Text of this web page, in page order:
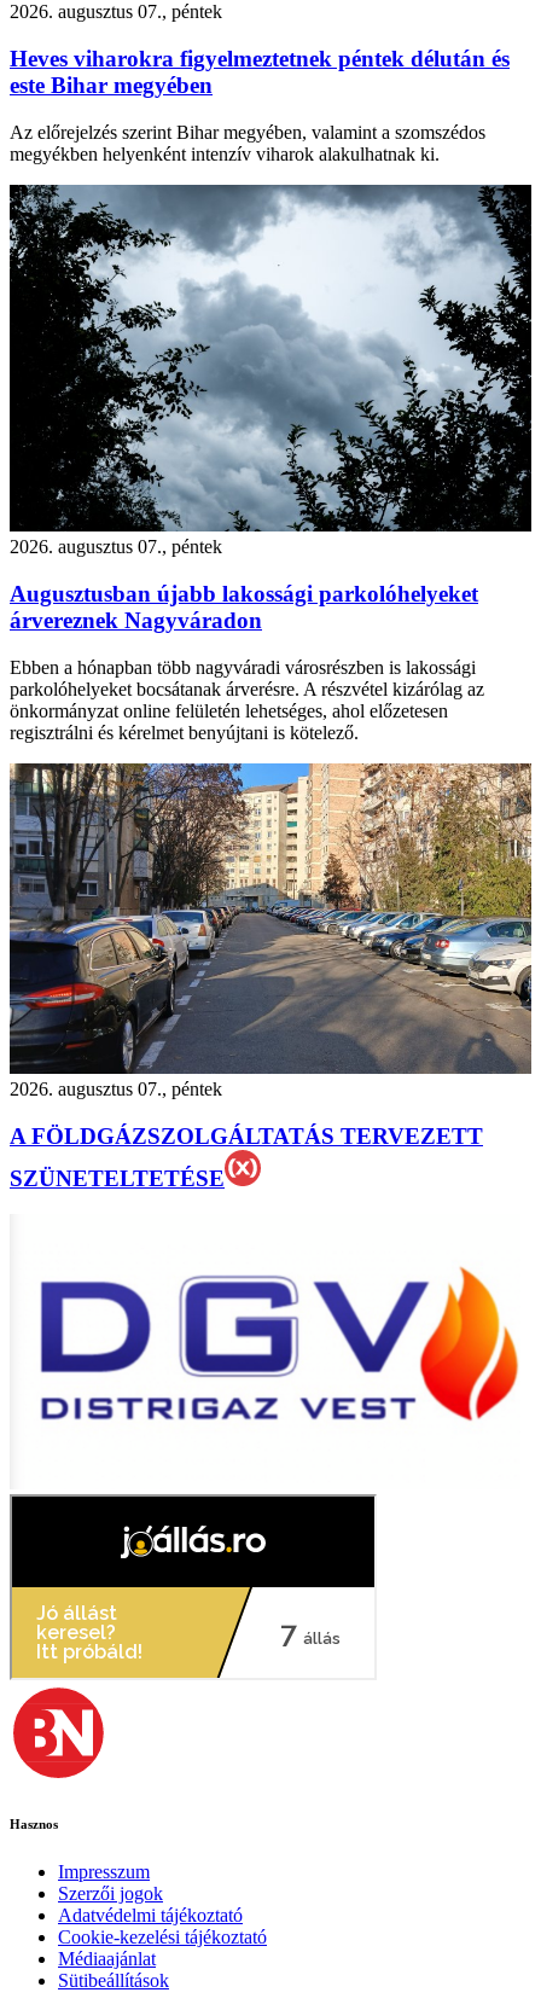
2026. augusztus 07., péntek
Heves viharokra figyelmeztetnek péntek délután és
este Bihar megyében
Az előrejelzés szerint Bihar megyében, valamint a szomszédos
megyékben helyenként intenzív viharok alakulhatnak ki.
2026. augusztus 07., péntek
Augusztusban újabb lakossági parkolóhelyeket
árvereznek Nagyváradon
Ebben a hónapban több nagyváradi városrészben is lakossági
parkolóhelyeket bocsátanak árverésre. A részvétel kizárólag az
önkormányzat online felületén lehetséges, ahol előzetesen
regisztrálni és kérelmet benyújtani is kötelező.
2026. augusztus 07., péntek
A FÖLDGÁZSZOLGÁLTATÁS TERVEZETT
SZÜNETELTETÉSE
Hasznos
Impresszum
Szerzői jogok
Adatvédelmi tájékoztató
Cookie-kezelési tájékoztató
Médiaajánlat
Sütibeállítások